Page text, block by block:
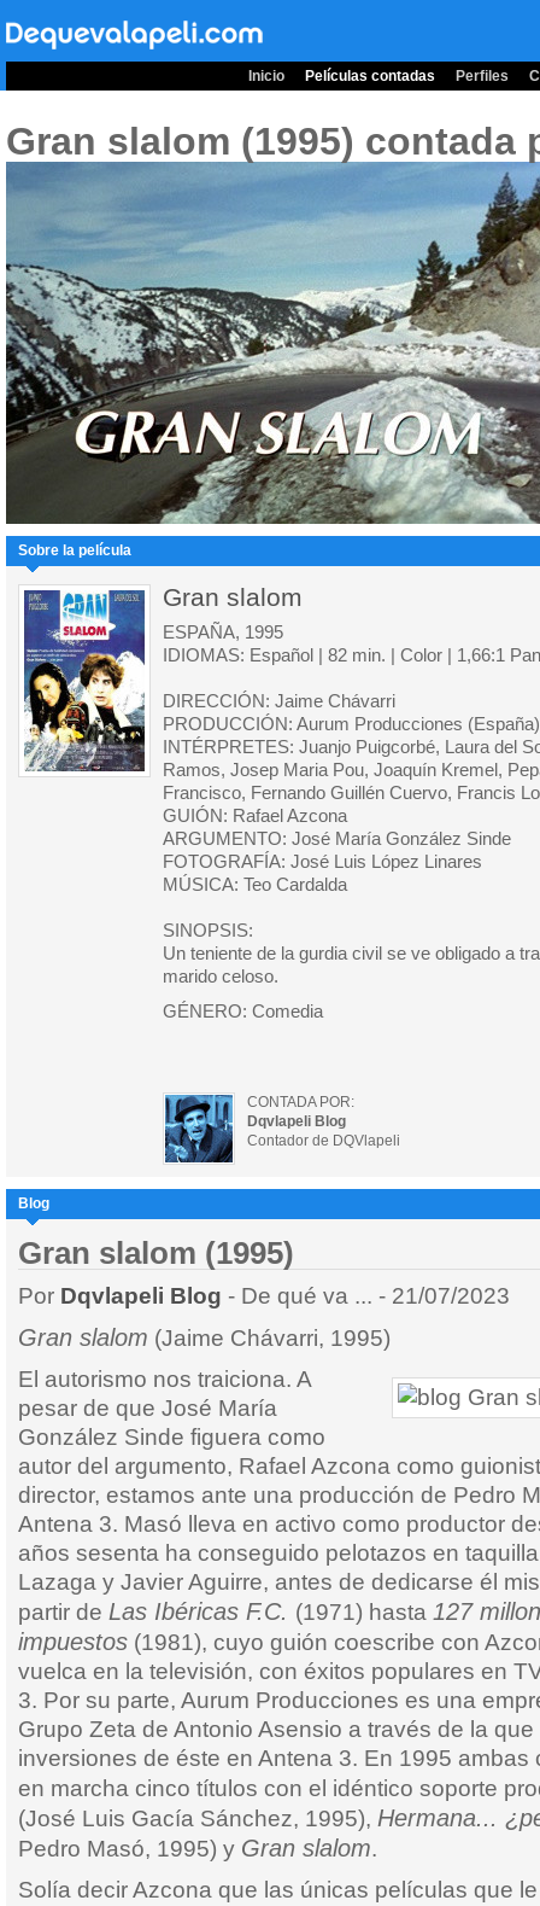
Inicio Películas contadas Perfiles
Gran slalom (1995) contada
Sobre la película
Gran slalom
ESPAÑA, 1995
IDIOMAS: Español | 82 min. | Color | 1,66:1
DIRECCIÓN: Jaime Chávarri
PRODUCCIÓN: Aurum Producciones
INTÉRPRETES: Juanjo Puigcorbé, Laura del
Ramos, Josep Maria Pou, Joaquín Kremel,
Francisco, Fernando Guillén Cuervo, Francis
GUIÓN: Rafael Azcona
ARGUMENTO: José María González Sinde
FOTOGRAFÍA: José Luis López Linares
MÚSICA: Teo Cardalda
SINOPSIS:
Un teniente de la gurdia civil se ve obligado a
marido celoso.
GÉNERO: Comedia
CONTADA POR:
Dqvlapeli Blog
Contador de DQVlapeli
Blog
Gran slalom (1995)
Por Dqvlapeli Blog - De qué va ... - 21/07/2023
Gran slalom (Jaime Chávarri, 1995)
El autorismo nos traiciona. A
pesar de que José María
González Sinde figuera como
autor del argumento, Rafael Azcona como
director, estamos ante una producción de Pedro
Antena 3. Masó lleva en activo como productor
años sesenta ha conseguido pelotazos en
Lazaga y Javier Aguirre, antes de dedicarse él
partir de Las Ibéricas F.C. (1971) hasta 127
impuestos (1981), cuyo guión coescribe con
vuelca en la televisión, con éxitos populares en
3. Por su parte, Aurum Producciones es una
Grupo Zeta de Antonio Asensio a través de la
inversiones de éste en Antena 3. En 1995
en marcha cinco títulos con el idéntico soporte
(José Luis Gacía Sánchez, 1995), Hermana...
Pedro Masó, 1995) y Gran slalom.
Solía decir Azcona que las únicas películas que